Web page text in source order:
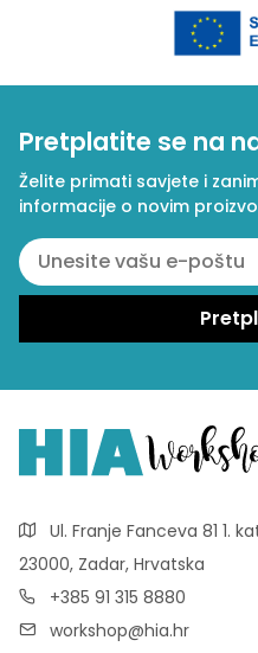
Pretplatite se na
Želite primati savjete i
informacije o novim
Ul. Franje Fanceva 81 1.
23000, Zadar, Hrvatska
+385 91 315 8880
workshop@hia.hr